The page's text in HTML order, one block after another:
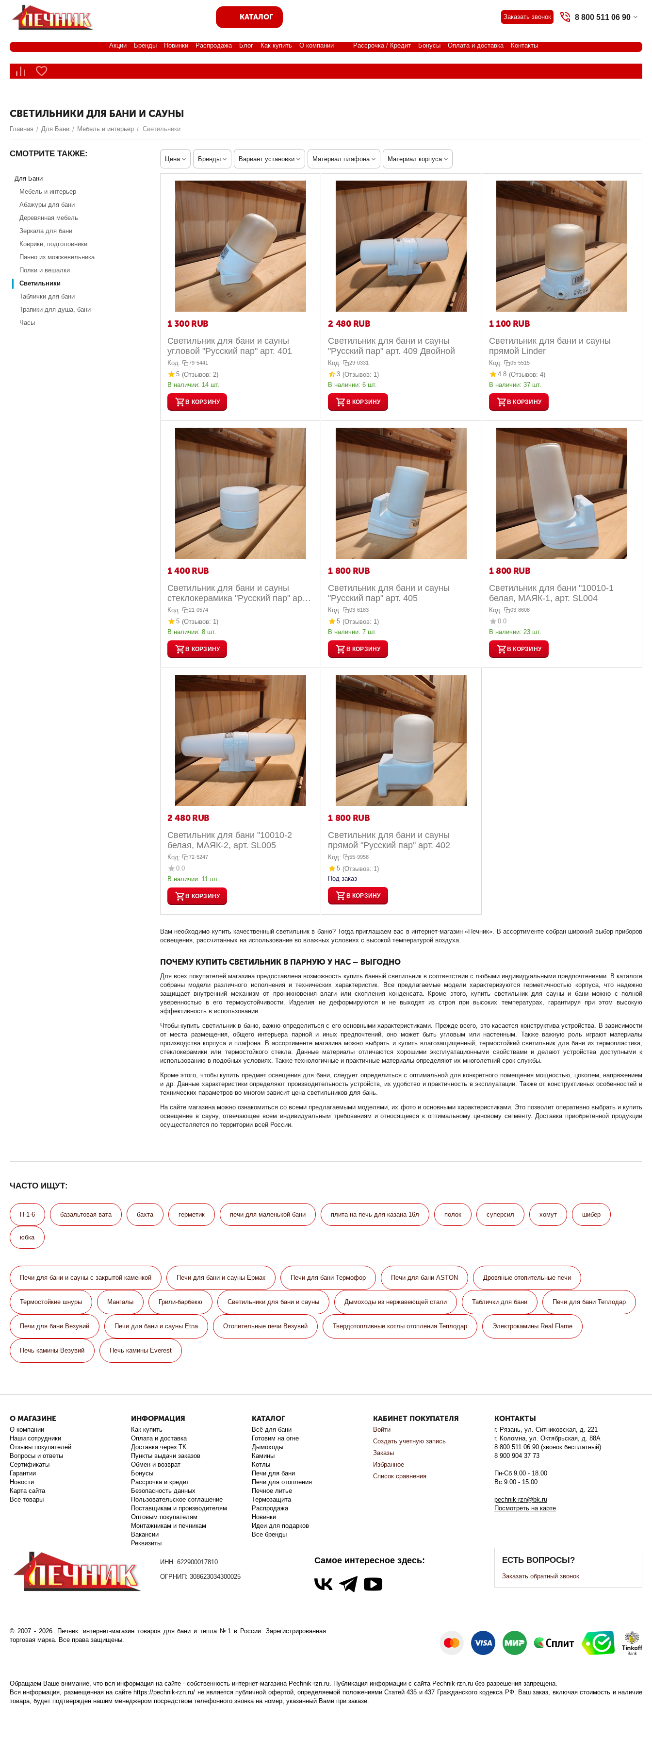
КАТАЛОГ Заказать звонок 8 800 511 06 90
Акции Бренды Новинки Распродажа Блог Как купить О компании Рассрочка / Кредит Бонусы Оплата и доставка Контакты
СВЕТИЛЬНИКИ ДЛЯ БАНИ И САУНЫ
Главная / Для Бани / Мебель и интерьер / Светильники
Цена Бренды Вариант установки Материал плафона Материал корпуса
Вам необходимо купить качественный светильник в баню? Тогда приглашаем вас в интернет-магазин «Печник». В ассортименте собран широкий выбор приборов
освещения, рассчитанных на использование во влажных условиях с высокой температурой воздуха.
ПОЧЕМУ КУПИТЬ СВЕТИЛЬНИК В ПАРНУЮ У НАС – ВЫГОДНО
Для всех покупателей магазина предоставлена возможность купить банный светильник в соответствии с любыми индивидуальными предпочтениями. В каталоге
собраны модели различного исполнения и технических характеристик. Все предлагаемые модели характеризуются герметичностью корпуса, что надежно
защищает внутренний механизм от проникновения влаги или скопления конденсата. Кроме этого, купить светильник для сауны и бани можно с полной
уверенностью в его термоустойчивости. Изделия не деформируются и не выходят из строя при высоких температурах, гарантируя при этом высокую
эффективность в использовании.
Чтобы купить светильник в баню, важно определиться с его основными характеристиками. Прежде всего, это касается конструктива устройства. В зависимости
от места размещения, общего интерьера парной и иных предпочтений, оно может быть угловым или настенным. Также важную роль играют материалы
производства корпуса и плафона. В ассортименте магазина можно выбрать и купить влагозащищенный, термостойкий светильник для бани из термопластика,
стеклокерамики или термостойкого стекла. Данные материалы отличаются хорошими эксплуатационными свойствами и делают устройства доступными к
использованию в подобных условиях. Также технологичные и практичные материалы определяют их многолетний срок службы.
Кроме этого, чтобы купить предмет освещения для бани, следует определиться с оптимальной для конкретного помещения мощностью, цоколем, напряжением
и др. Данные характеристики определяют производительность устройств, их удобство и практичность в эксплуатации. Также от конструктивных особенностей и
технических параметров во многом зависит цена светильников для бань.
На сайте магазина можно ознакомиться со всеми предлагаемыми моделями, их фото и основными характеристиками. Это позволит оперативно выбрать и купить
освещение в сауну, отвечающее всем индивидуальным требованиям и относящееся к оптимальному ценовому сегменту. Доставка приобретенной продукции
осуществляется по территории всей России.
1 300 RUB
Светильник для бани и сауны
угловой "Русский пар" арт. 401
Код: 79-5441
5 (Отзывов: 2)
В наличии: 14 шт.
В КОРЗИНУ
2 480 RUB
Светильник для бани и сауны
"Русский пар" арт. 409 Двойной
Код: 29-0331
3 (Отзывов: 1)
В наличии: 6 шт.
В КОРЗИНУ
1 100 RUB
Светильник для бани и сауны
прямой Linder
Код: 05-5515
4.8 (Отзывов: 4)
В наличии: 37 шт.
В КОРЗИНУ
1 400 RUB
Светильник для бани и сауны
стеклокерамика "Русский пар" арт.
408
Код: 21-0574
5 (Отзывов: 1)
В наличии: 8 шт.
В КОРЗИНУ
1 800 RUB
Светильник для бани и сауны
"Русский пар" арт. 405
Код: 03-6183
5 (Отзывов: 1)
В наличии: 7 шт.
В КОРЗИНУ
1 800 RUB
Светильник для бани "10010-1
белая, МАЯК-1, арт. SL004
Код: 03-8608
0.0
В наличии: 23 шт.
В КОРЗИНУ
2 480 RUB
Светильник для бани "10010-2
белая, МАЯК-2, арт. SL005
Код: 72-5247
0.0
В наличии: 11 шт.
В КОРЗИНУ
1 800 RUB
Светильник для бани и сауны
прямой "Русский пар" арт. 402
Код: 55-9958
5 (Отзывов: 1)
Под заказ
В КОРЗИНУ
СМОТРИТЕ ТАКЖЕ:
Для Бани
Мебель и интерьер
Абажуры для бани
Деревянная мебель
Зеркала для бани
Коврики, подголовники
Панно из можжевельника
Полки и вешалки
Светильники
Таблички для бани
Трапики для душа, бани
Часы
ЧАСТО ИЩУТ:
П-1-6 базальтовая вата бахта герметик печи для маленькой бани плита на печь для казана 16л полок суперсил хомут шибер
юбка
Печи для бани и сауны с закрытой каменкой Печи для бани и сауны Eрмак Печи для бани Термофор Печи для бани ASTON Дровяные отопительные печи
Термостойкие шнуры Мангалы Грили-барбекю Светильники для бани и сауны Дымоходы из нержавеющей стали Таблички для бани Печи для бани Теплодар
Печи для бани Везувий Печи для бани и сауны Etna Отопительные печи Везувий Твердотопливные котлы отопления Теплодар Электрокамины Real Flame
Печь камины Везувий Печь камины Everest
О МАГАЗИНЕ
О компании
Наши сотрудники
Отзывы покупателей
Вопросы и ответы
Сертификаты
Гарантии
Новости
Карта сайта
Все товары
ИНФОРМАЦИЯ
Как купить
Оплата и доставка
Доставка через ТК
Пункты выдачи заказов
Обмен и возврат
Бонусы
Рассрочка и кредит
Безопасность данных
Пользовательское соглашение
Поставщикам и производителям
Оптовым покупателям
Монтажникам и печникам
Вакансии
Реквизиты
КАТАЛОГ
Всё для бани
Готовим на огне
Дымоходы
Камины
Котлы
Печи для бани
Печи для отопления
Печное литье
Термозащита
Распродажа
Новинки
Идеи для подарков
Все бренды
КАБИНЕТ ПОКУПАТЕЛЯ
Войти
Создать учетную запись
Заказы
Избранное
Список сравнения
КОНТАКТЫ
г. Рязань, ул. Ситниковская, д. 221
г. Коломна, ул. Октябрьская, д. 88А
8 800 511 06 90 (звонок бесплатный)
8 900 904 37 73
Пн-Сб 9.00 - 18.00
Вс 9.00 - 15.00
pechnik-rzn@bk.ru
Посмотреть на карте
ИНН: 622900017810
ОГРНИП: 308623034300025
Самое интересное здесь: ЕСТЬ ВОПРОСЫ?
Заказать обратный звонок
©️ 2007- 2026. Печник: интернет-магазин товаров для бани и тепла №1 в России. Зарегистрированная
торговая марка. Все права защищены.
Обращаем Ваше внимание, что вся информация на сайте - собственность интернет-магазина Pechnik-rzn.ru. Публикация информации с сайта Pechnik-rzn.ru без разрешения запрещена.
Вся информация, размещенная на сайте https://pechnik-rzn.ru/ не является публичной офертой, определяемой положениями Статей 435 и 437 Гражданского кодекса РФ. Ваш заказ, включая стоимость и наличие
товара, будет подтвержден нашим менеджером посредством телефонного звонка на номер, указанный Вами при заказе.